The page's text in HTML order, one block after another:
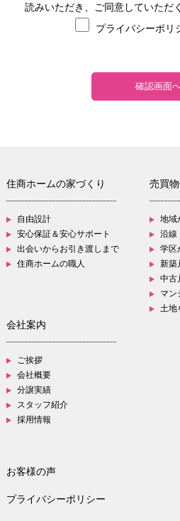
読みいただき、ご同意していただ
プライバシーポリ
住商ホームの家づくり
自由設計
安心保証＆安心サポート
出会いからお引き渡しまで
住商ホームの職人
売買
地域
沿線
学区
新築
中古
マン
土地
会社案内
ご挨拶
会社概要
分譲実績
スタッフ紹介
採用情報
お客様の声
プライバシーポリシー